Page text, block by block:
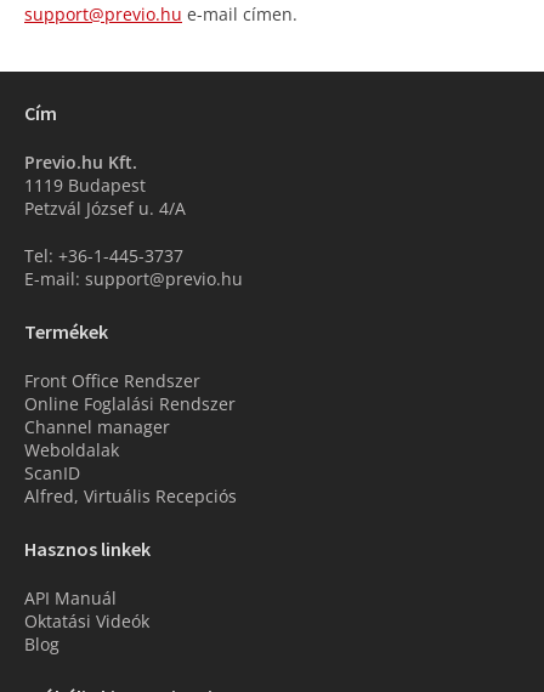
support@previo.hu e-mail címen.
Cím
Previo.hu Kft.
1119 Budapest
Petzvál József u. 4/A
Tel: +36-1-445-3737
E-mail: support@previo.hu
Termékek
Front Office Rendszer
Online Foglalási Rendszer
Channel manager
Weboldalak
ScanID
Alfred, Virtuális Recepciós
Hasznos linkek
API Manuál
Oktatási Videók
Blog